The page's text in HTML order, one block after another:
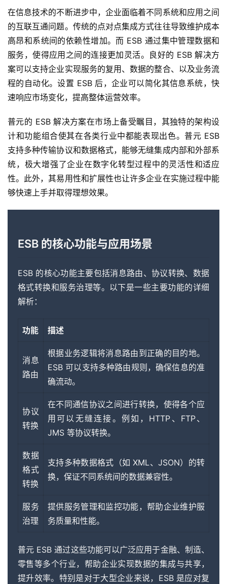
在信息技术的不断进步中，企业面临着不同系统和应用之间
的互联互通问题。传统的点对点集成方式往往导致维护成本
高昂和系统间的依赖性增加。而 ESB 通过集中管理数据和
服务，使得应用之间的连接更加灵活。良好的 ESB 解决方
案可以支持企业实现服务的复用、数据的整合、以及业务流
程的自动化。设置 ESB 后，企业可以简化其信息系统，快
速响应市场变化，提高整体运营效率。
普元的 ESB 解决方案在市场上备受瞩目，其独特的架构设
计和功能组合使其在各类行业中都能表现出色。普元 ESB
支持多种传输协议和数据格式，能够无缝集成内部和外部系
统，极大增强了企业在数字化转型过程中的灵活性和适应
性。此外，其易用性和扩展性也让许多企业在实施过程中能
够快速上手并取得理想效果。
ESB 的核心功能与应用场景
ESB 的核心功能主要包括消息路由、协议转换、数据
格式转换和服务治理等。以下是一些主要功能的详细
解析：
功能 描述
消息
路由
根据业务逻辑将消息路由到正确的目的地。
ESB 可以支持多种路由规则，确保信息的准
确流动。
协议
转换
在不同通信协议之间进行转换，使得各个应
用可以无缝连接。例如，HTTP、FTP、
JMS 等协议转换。
数据
格式
转换
支持多种数据格式（如 XML、JSON）的转
换，保证不同系统间的数据兼容性。
服务
治理
提供服务管理和监控功能，帮助企业维护服
务质量和性能。
普元 ESB 通过这些功能可以广泛应用于金融、制造、
零售等多个行业，帮助企业实现数据的集成与共享，
提升效率。特别是对于大型企业来说，ESB 是应对复